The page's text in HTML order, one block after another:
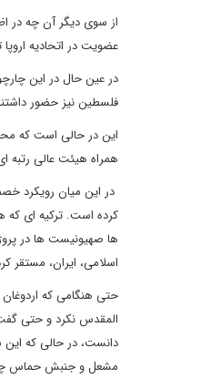
از سوی دیگر آن چه در
عضویت در اتحادیه
در عین حال در این
فلسطین نیز حضور
این در حالی است که
همراه هیئت عالی رتبه
در این میان رویکرد
کرده است. ترکیه ای که
ها صهیونیست ها در
اسلامی، ایران، مستقر
حتی هنگامی که اردوغان
المقدس نکرد و حتی گفت
دانست، در حالی که
مشعل و جنبش حماس چه